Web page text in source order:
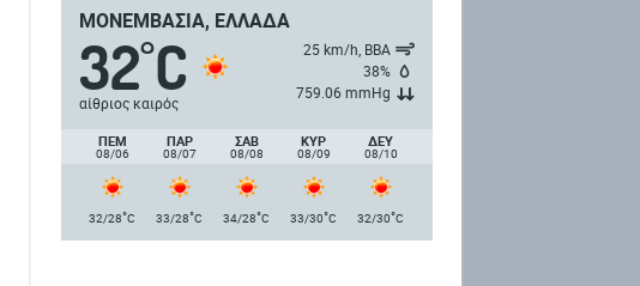
ΜΟΝΕΜΒΑΣΙΆ, ΕΛΛΆΔΑ
32°C
αίθριος καιρός
25 km/h, ΒΒΑ
38%
759.06 mmHg
ΠΈΜ
08/06
ΠΑΡ
08/07
ΣΑΒ
08/08
ΚΥΡ
08/09
ΔΕΥ
08/10
32/28°C 33/28°C 34/28°C 33/30°C 32/30°C